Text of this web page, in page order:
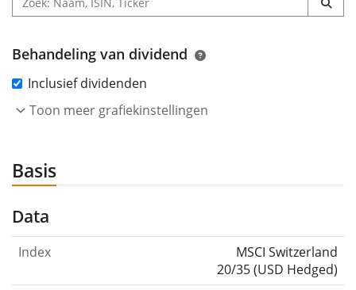
Behandeling van dividend
Inclusief dividenden
Toon meer grafiekinstellingen
Basis
Data
Index
MSCI Switzerland
20/35 (USD Hedged)